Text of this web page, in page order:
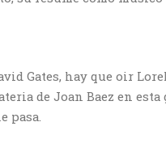
Gates, hay que oir
de Joan Baez en
pasa.